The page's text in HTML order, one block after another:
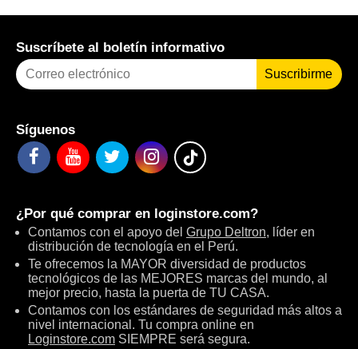
Suscríbete al boletín informativo
Suscribirme
Síguenos
¿Por qué comprar en loginstore.com?
Contamos con el apoyo del Grupo Deltron, líder en
distribución de tecnología en el Perú.
Te ofrecemos la MAYOR diversidad de productos
tecnológicos de las MEJORES marcas del mundo, al
mejor precio, hasta la puerta de TU CASA.
Contamos con los estándares de seguridad más altos a
nivel internacional. Tu compra online en
Loginstore.com SIEMPRE será segura.